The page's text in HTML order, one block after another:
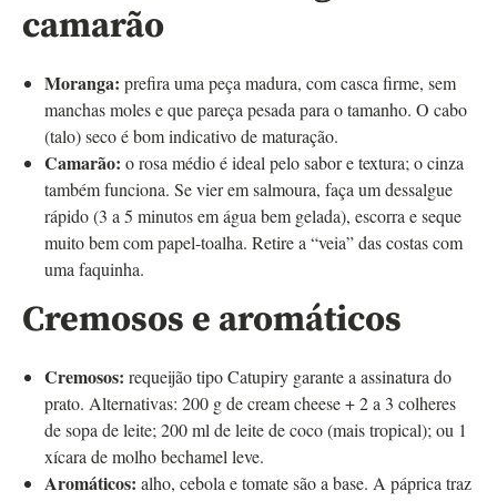
camarão
Moranga: prefira uma peça madura, com casca firme, sem
manchas moles e que pareça pesada para o tamanho. O cabo
(talo) seco é bom indicativo de maturação.
Camarão: o rosa médio é ideal pelo sabor e textura; o cinza
também funciona. Se vier em salmoura, faça um dessalgue
rápido (3 a 5 minutos em água bem gelada), escorra e seque
muito bem com papel-toalha. Retire a “veia” das costas com
uma faquinha.
Cremosos e aromáticos
Cremosos: requeijão tipo Catupiry garante a assinatura do
prato. Alternativas: 200 g de cream cheese + 2 a 3 colheres
de sopa de leite; 200 ml de leite de coco (mais tropical); ou 1
xícara de molho bechamel leve.
Aromáticos: alho, cebola e tomate são a base. A páprica traz